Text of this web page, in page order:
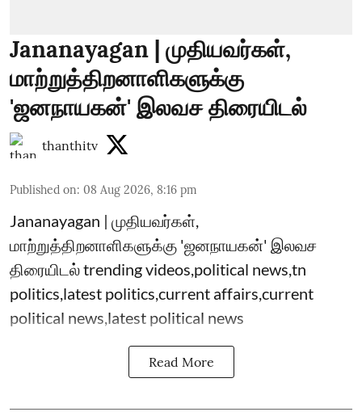
Jananayagan | முதியவர்கள்,
மாற்றுத்திறனாளிகளுக்கு
'ஜனநாயகன்' இலவச திரையிடல்
thanthitv
Published on: 08 Aug 2026, 8:16 pm
Jananayagan | முதியவர்கள்,
மாற்றுத்திறனாளிகளுக்கு 'ஜனநாயகன்' இலவச
திரையிடல் trending videos,political news,tn
politics,latest politics,current affairs,current
political news,latest political news
Read More